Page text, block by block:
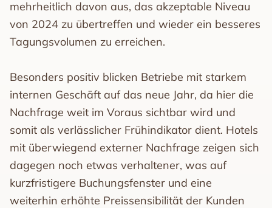
mehrheitlich davon aus, das akzeptable Niveau
von 2024 zu übertreffen und wieder ein besseres
Tagungsvolumen zu erreichen.
Besonders positiv blicken Betriebe mit starkem
internen Geschäft auf das neue Jahr, da hier die
Nachfrage weit im Voraus sichtbar wird und
somit als verlässlicher Frühindikator dient. Hotels
mit überwiegend externer Nachfrage zeigen sich
dagegen noch etwas verhaltener, was auf
kurzfristigere Buchungsfenster und eine
weiterhin erhöhte Preissensibilität der Kunden